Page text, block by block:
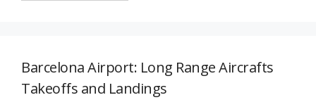
Barcelona Airport: Long Range Aircrafts
Takeoffs and Landings